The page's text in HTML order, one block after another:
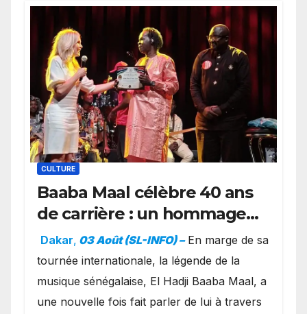
CULTURE
Baaba Maal célèbre 40 ans
de carrière : un hommage
exceptionnel à Oslo en
présence de la famille
royale.
Dakar, 03 Août (SL-INFO) – ​En marge de sa
tournée internationale, la légende de la
musique sénégalaise, El Hadji Baaba Maal, a
une nouvelle fois fait parler de lui à travers